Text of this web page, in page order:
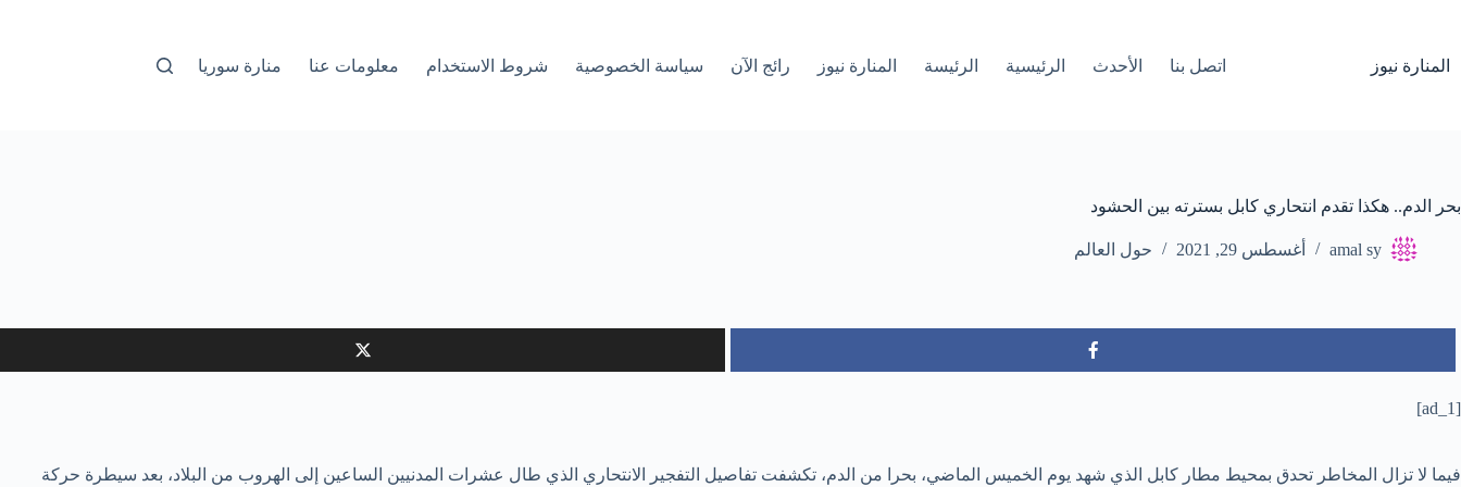
المنارة نيوز اتصل بنا الأحدث الرئيسية الرئیسة المنارة نيوز رائج الآن سياسة الخصوصية شروط الاستخدام معلومات عنا منارة سوريا
بحر الدم.. هكذا تقدم انتحاري كابل بسترته بين الحشود
amal sy أغسطس 29, 2021 حول العالم
[ad_1]
فيما لا تزال المخاطر تحدق بمحيط مطار كابل الذي شهد يوم الخميس الماضي، بحرا من الدم، تكشفت تفاصيل التفجير الانتحاري الذي طال عشرات المدنيين الساعين إلى الهروب من البلاد، بعد سيطرة حركة